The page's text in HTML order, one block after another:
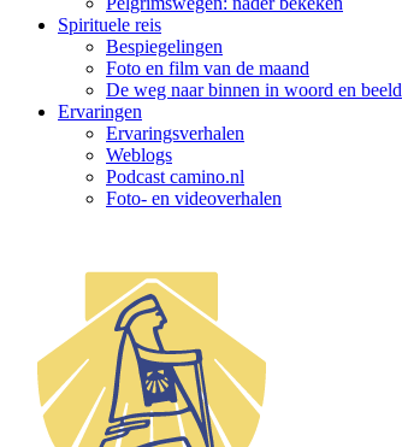
Spirituele reis
Bespiegelingen
Foto en film van de maand
De weg naar binnen in woord en beeld
Ervaringen
Ervaringsverhalen
Weblogs
Podcast camino.nl
Foto- en videoverhalen